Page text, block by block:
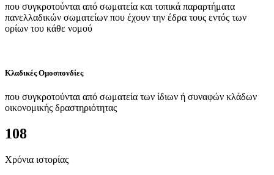
που συγκροτούνται από σωματεία και τοπικά παραρτήματα
πανελλαδικών σωματείων που έχουν την έδρα τους εντός των
ορίων του κάθε νομού
Κλαδικές Ομοσπονδίες
που συγκροτούνται από σωματεία των ίδιων ή συναφών κλάδων
οικονομικής δραστηριότητας
108
Χρόνια ιστορίας